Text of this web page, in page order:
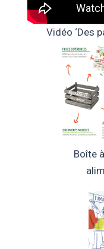
Vidéo ‘Des
Boîte